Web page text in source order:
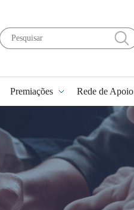
Premiações Rede de Apoio